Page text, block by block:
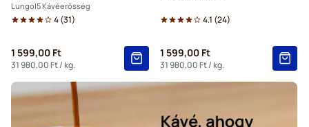
Lungo 5 Kávéerősség
4(31)
1 599,00 Ft
31 980,00 Ft/ kg.
4.1 (24)
1 599,00 Ft
31 980,00 Ft/ kg.